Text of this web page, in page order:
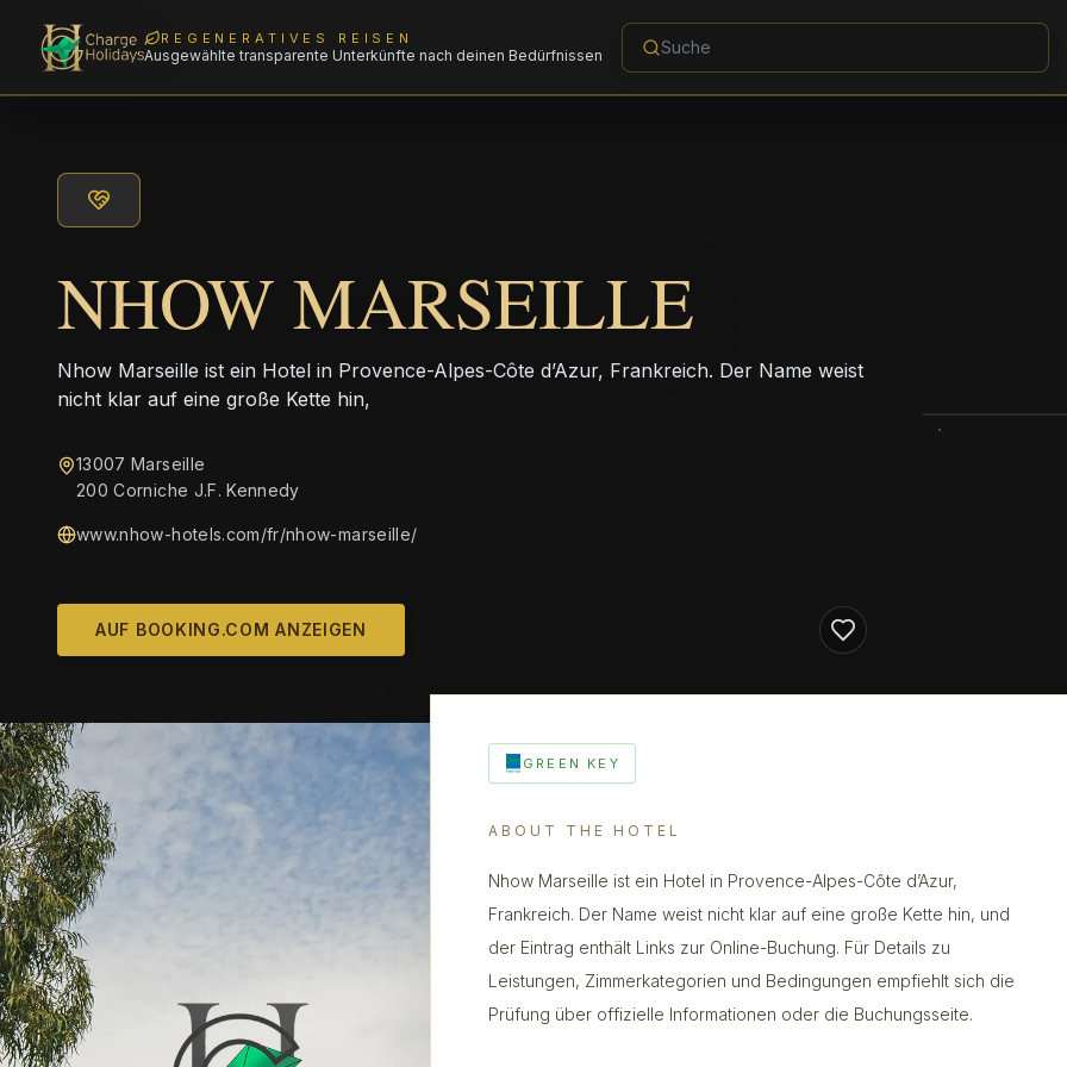
REGENERATIVES REISEN
Ausgewählte transparente Unterkünfte nach deinen Bedürfnissen
NHOW MARSEILLE
Nhow Marseille ist ein Hotel in Provence-Alpes-Côte d’Azur, Frankreich. Der Name weist
nicht klar auf eine große Kette hin,
13007 Marseille
200 Corniche J.F. Kennedy
www.nhow-hotels.com/fr/nhow-marseille/
AUF BOOKING.COM ANZEIGEN
GREEN KEY
ABOUT THE HOTEL
Nhow Marseille ist ein Hotel in Provence-Alpes-Côte d’Azur,
Frankreich. Der Name weist nicht klar auf eine große Kette hin, und
der Eintrag enthält Links zur Online-Buchung. Für Details zu
Leistungen, Zimmerkategorien und Bedingungen empfiehlt sich die
Prüfung über offizielle Informationen oder die Buchungsseite.